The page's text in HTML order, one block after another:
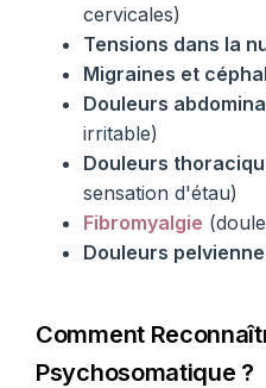
cervicales)
Tensions dans la
Migraines et
Douleurs
irritable)
Douleurs
sensation d'étau)
Fibromyalgie
Douleurs
Comment
Psychosomatique ?